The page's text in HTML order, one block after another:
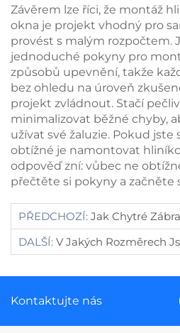
Závěrem lze říci, že montáž
okna je projekt vhodný pro
provést s malým rozpočtem.
jednoduché pokyny pro
způsobů upevnění, takže
bez ohledu na úroveň
projekt zvládnout. Stačí
minimalizovat běžné chyby,
užívat své žaluzie. Pokud jste
obtížné je namontovat
odpověď zní: vůbec ne
přečtěte si pokyny a začněte
PŘEDCHOZÍ: Jak Chytré
DALŠÍ: V Jakých Rozměrech Jsou
Kontaktujte nás